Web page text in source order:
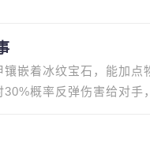
嵌着冰纹宝石，能加
概率反弹伤害给对手